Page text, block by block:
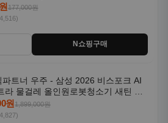
니터
177,000원
N쇼핑구매
파트너 우주 - 삼성 2026 비스포크 AI
라 물걸레 올인원로봇청소기 새틴 그
원1,899,000원